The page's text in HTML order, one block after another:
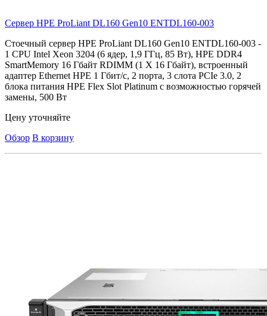
Сервер HPE ProLiant DL160 Gen10 ENTDL160-003
Стоечный сервер HPE ProLiant DL160 Gen10 ENTDL160-003 -
1 CPU Intel Xeon 3204 (6 ядер, 1,9 ГГц, 85 Вт), HPE DDR4
SmartMemory 16 Гбайт RDIMM (1 X 16 Гбайт), встроенный
адаптер Ethernet HPE 1 Гбит/с, 2 порта, 3 слота PCIe 3.0, 2
блока питания HPE Flex Slot Platinum с возможностью горячей
замены, 500 Вт
Цену уточняйте
Обзор В корзину